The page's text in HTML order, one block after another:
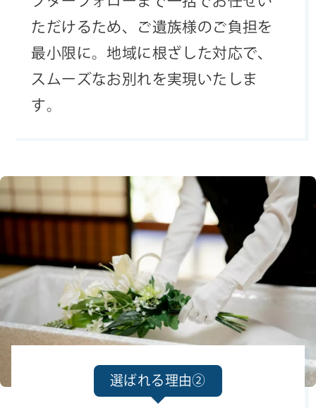
ただけるため、ご遺族様のご負担を
最小限に。地域に根ざした対応で、
スムーズなお別れを実現いたしま
す。
選ばれる理由②